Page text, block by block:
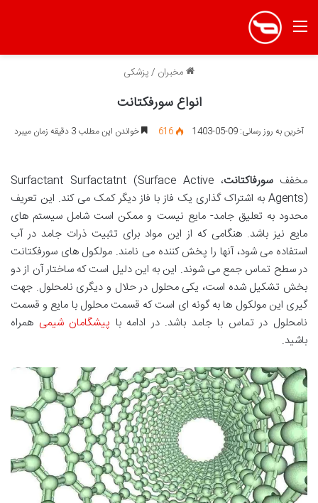
منو
مخبران /پزشکی
انواع سورفکتانت
آخرین به روز رسانی: 09-05-1403 616 خواندن این مطلب 3 دقیقه زمان میبرد
مخففسورفاکتانت ، Surfactant Surfactatnt (Surface Active
Agents) به اشتراک گذاری یک فاز با فاز دیگر کمک می کند. این تعریف
محدود به تعلیق جامد- مایع نیست و ممکن است شامل سیستم های
مایع نیز باشد. هنگامی که از این مواد برای تثبیت ذرات جامد در آب
استفاده می شود، آنها را پخش کننده می نامند. مولکول های سورفکتانت
در سطح تماس جمع می شوند. این به این دلیل است که ساختار آن از دو
بخش تشکیل شده است، یکی محلول در حلال و دیگری نامحلول. جهت
گیری این مولکول ها به گونه ای است که قسمت محلول با مایع و قسمت
نامحلول در تماس با جامد باشد. در ادامه با پیشگامان شیمی همراه
باشید.